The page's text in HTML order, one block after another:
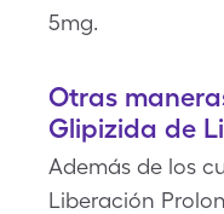
5mg.
Otras
Glipizida de
Además de los
Liberación